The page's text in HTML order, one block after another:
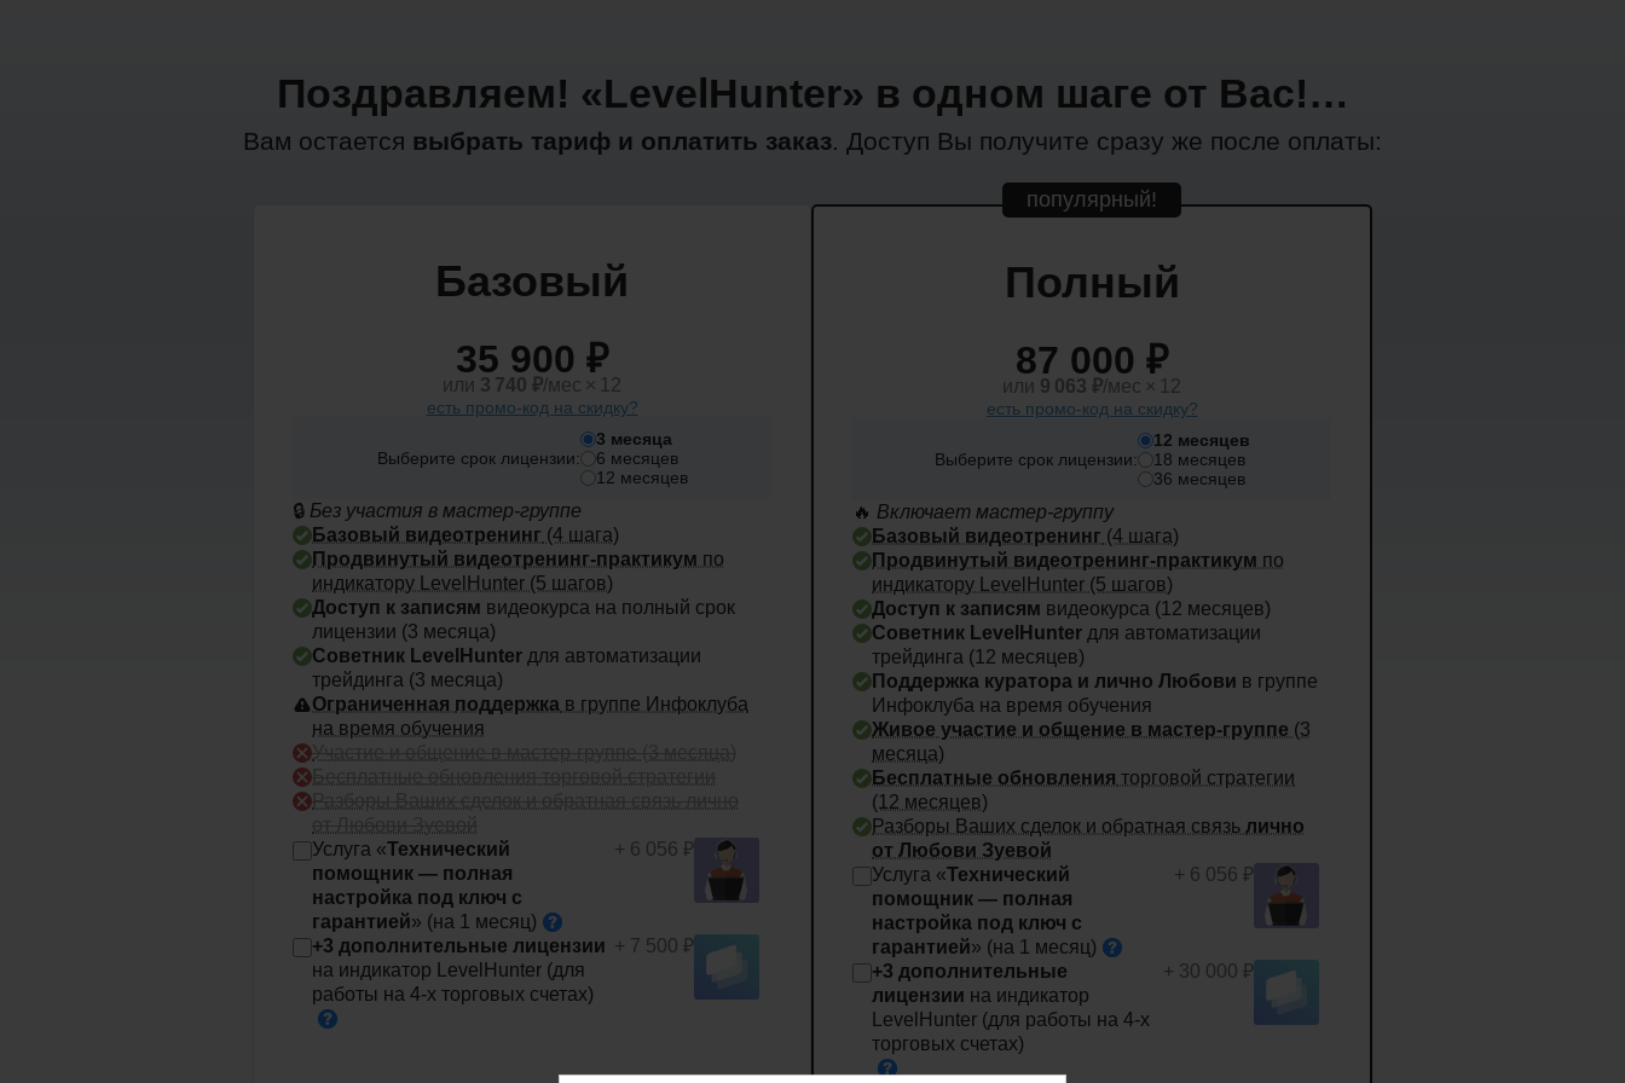
Поздравляем! «LevelHunter» в одном шаге от Вас!…
Вам остается выбрать тариф и оплатить заказ. Доступ Вы получите сразу же после оплаты:
Базовый
35 900 ₽
или 3 740 ₽/мес × 12
есть промо-код на скидку?
Выберите срок лицензии:
3 месяца
6 месяцев
12 месяцев
🔒 Без участия в мастер-группе
Базовый видеотренинг (4 шага)
Продвинутый видеотренинг-практикум по
индикатору LevelHunter (5 шагов)
Доступ к записям видеокурса на полный срок
лицензии (3 месяца)
Советник LevelHunter для автоматизации
трейдинга (3 месяца)
Ограниченная поддержка в группе Инфоклуба
на время обучения
Услуга «Технический
помощник — полная
настройка под ключ с
гарантией» (на 1 месяц)
+ 6 056 ₽
+3 дополнительные лицензии
на индикатор LevelHunter (для
работы на 4-х торговых счетах)
+ 7 500 ₽
популярный!
Полный
87 000 ₽
или 9 063 ₽/мес × 12
есть промо-код на скидку?
Выберите срок лицензии:
12 месяцев
18 месяцев
36 месяцев
🔥 Включает мастер-группу
Базовый видеотренинг (4 шага)
Продвинутый видеотренинг-практикум по
индикатору LevelHunter (5 шагов)
Доступ к записям видеокурса (12 месяцев)
Советник LevelHunter для автоматизации
трейдинга (12 месяцев)
Поддержка куратора и лично Любови в группе
Инфоклуба на время обучения
Живое участие и общение в мастер-группе (3
месяца)
Бесплатные обновления торговой стратегии
(12 месяцев)
Разборы Ваших сделок и обратная связь лично
от Любови Зуевой
Услуга «Технический
помощник — полная
настройка под ключ с
гарантией» (на 1 месяц)
+ 6 056 ₽
+3 дополнительные
лицензии на индикатор
LevelHunter (для работы на 4-х
торговых счетах)
+ 30 000 ₽